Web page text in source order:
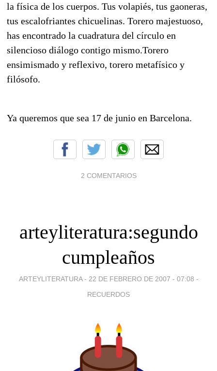
la física de los cuerpos. Tus volapiés, tus gaoneras,
tus escalofriantes chicuelinas. Torero majestuoso,
has encontrado la cuadratura del círculo en
silencioso diálogo contigo mismo.Torero
ensimismado y reflexivo, torero metafísico y
filósofo.
Ya queremos que sea 17 de junio en Barcelona.
2 COMENTARIOS
arteyliteratura:segundo
cumpleaños
ARTEYLITERATURA - 22 DE FEBRERO DE 2007 - 07:08 -
RECUERDOS